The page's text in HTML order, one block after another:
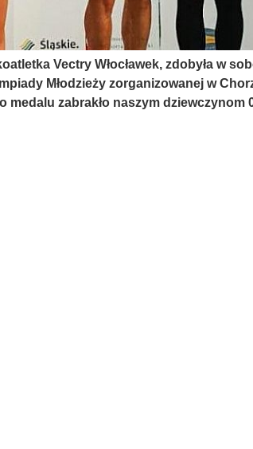
Vectry Włocławek, zdobyła w
Młodzieży zorganizowanej w
medalu zabrakło naszym dziewczynom